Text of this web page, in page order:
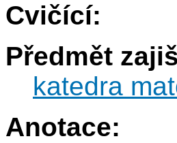
Cvičící:
Předmět
katedra
Anotace: